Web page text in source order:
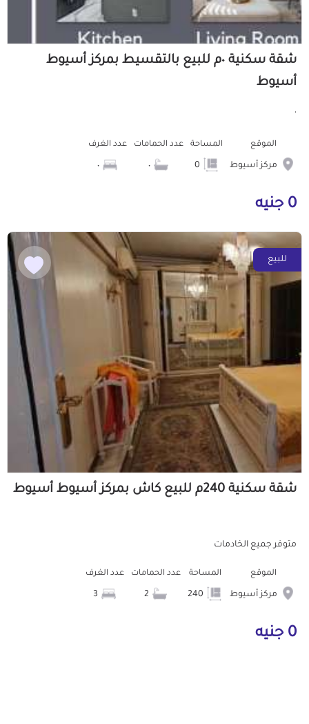
شقة سكنية ٠م للبيع بالتقسيط بمركز أسيوط
أسيوط
الموقع
مركز أسيوط
المساحة عدد الحمامات
٠
عدد الغرف
٠
0 جنيه
للبيع
شقة سكنية 240م للبيع كاش بمركز أسيوط أسيوط
متوفر جميع الخادمات
الموقع
مركز أسيوط
المساحة عدد الحمامات عدد الغرف
0 جنيه